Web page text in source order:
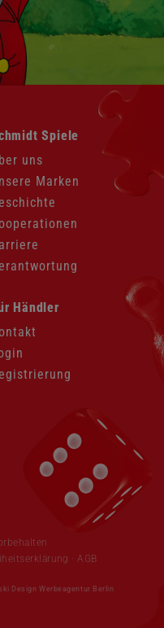
Spiele
uns
Marken
Händler
·AGB
Design Werbeagentur Berlin